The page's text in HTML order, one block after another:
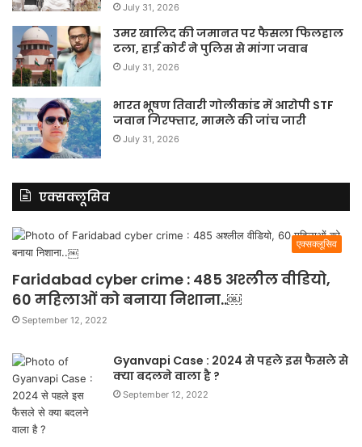
July 31, 2026
उमर खालिद की जमानत पर फैसला फिलहाल
टला, हाई कोर्ट ने पुलिस से मांगा जवाब
July 31, 2026
भारत भूषण तिवारी गोलीकांड में आरोपी STF
जवान गिरफ्तार, मामले की जांच जारी
July 31, 2026
एक्सक्लूसिव
एक्सक्लूसिव
Faridabad cyber crime : 485 अश्लील वीडियो,
60 महिलाओं को बनाया निशाना..￼
September 12, 2022
Gyanvapi Case : 2024 से पहले इस फैसले से
क्या बदलने वाला है ?
September 12, 2022